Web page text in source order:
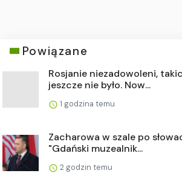
Powiązane
Rosjanie niezadowoleni,
jeszcze nie było. Now...
1 godzina temu
Zacharowa w szale po
"Gdański muzealnik...
2 godzin temu